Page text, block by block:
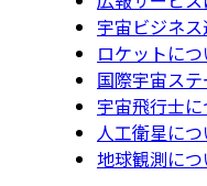
宇宙ビジネ
ロケットにつ
国際宇宙ス
宇宙飛行士に
人工衛星につ
地球観測につ